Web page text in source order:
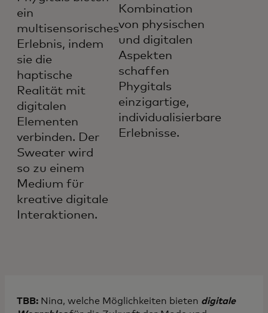
ein
multisensorisches
Erlebnis, indem
sie die
haptische
Realität mit
digitalen
Elementen
verbinden. Der
Sweater wird
so zu einem
Medium für
kreative digitale
Interaktionen.
Kombination
von physischen
und digitalen
Aspekten
schaffen
Phygitals
einzigartige,
individualisierbare
Erlebnisse.
TBB: Nina, welche Möglichkeiten bieten digitale